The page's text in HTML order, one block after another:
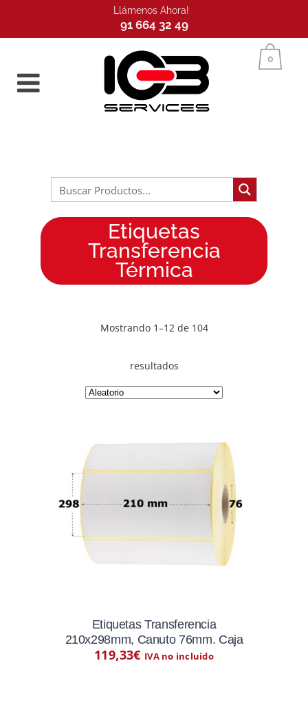
Llámenos Ahora!
91 664 32 49
Inicio 0
Etiquetas
Transferencia
Térmica
Mostrando 1–12 de 104
resultados
Etiquetas Transferencia
210x298mm, Canuto 76mm. Caja
119,33€ IVA no incluido